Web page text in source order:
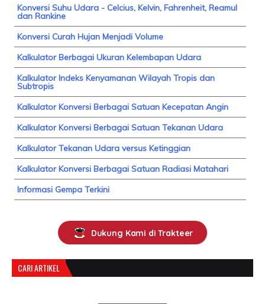
Konversi Suhu Udara - Celcius, Kelvin, Fahrenheit, Reamul
dan Rankine
Konversi Curah Hujan Menjadi Volume
Kalkulator Berbagai Ukuran Kelembapan Udara
Kalkulator Indeks Kenyamanan Wilayah Tropis dan
Subtropis
Kalkulator Konversi Berbagai Satuan Kecepatan Angin
Kalkulator Konversi Berbagai Satuan Tekanan Udara
Kalkulator Tekanan Udara versus Ketinggian
Kalkulator Konversi Berbagai Satuan Radiasi Matahari
Informasi Gempa Terkini
Dukung Kami di Trakteer
CARI ARTIKEL